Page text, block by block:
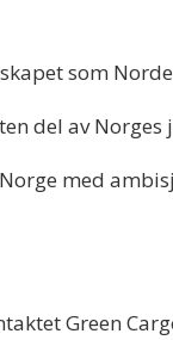
som
del av
med
Green